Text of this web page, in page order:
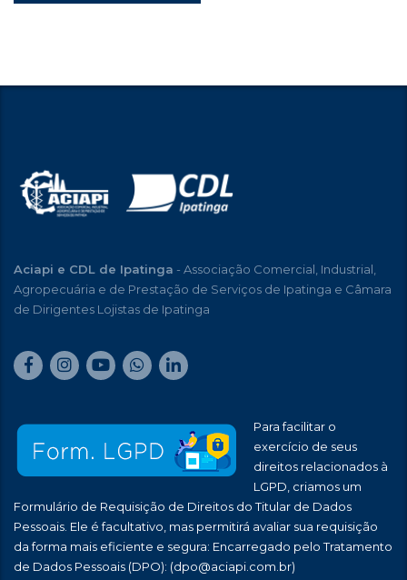
Aciapi e CDL de Ipatinga - Associação Comercial, Industrial,
Agropecuária e de Prestação de Serviços de Ipatinga e Câmara
de Dirigentes Lojistas de Ipatinga
Para facilitar o
exercício de seus
direitos relacionados à
LGPD, criamos um
Formulário de Requisição de Direitos do Titular de Dados
Pessoais. Ele é facultativo, mas permitirá avaliar sua requisição
da forma mais eficiente e segura: Encarregado pelo Tratamento
de Dados Pessoais (DPO): (dpo@aciapi.com.br)